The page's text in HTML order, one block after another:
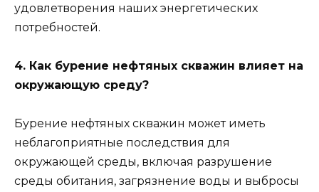
удовлетворения наших энергетических
потребностей.
4. Как бурение нефтяных скважин влияет на
окружающую среду?
Бурение нефтяных скважин может иметь
неблагоприятные последствия для
окружающей среды, включая разрушение
среды обитания, загрязнение воды и выбросы